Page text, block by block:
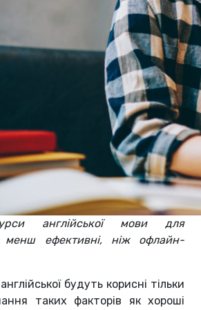
англійської мови для
менш ефективні, ніж офлайн-
будуть корисні тільки
таких факторів як хороші